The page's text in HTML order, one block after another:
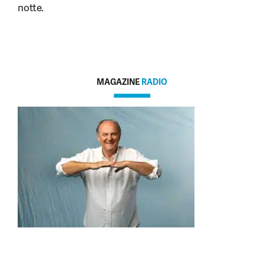
notte.
MAGAZINE RADIO